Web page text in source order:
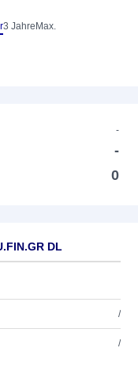
3 Jahre Max.
-
-
0
DL
/
/